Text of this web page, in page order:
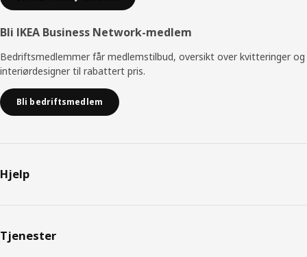
Bli IKEA Business Network-medlem
Bedriftsmedlemmer får medlemstilbud, oversikt over kvitteringer og
interiørdesigner til rabattert pris.
Bli bedriftsmedlem
Hjelp
Tjenester